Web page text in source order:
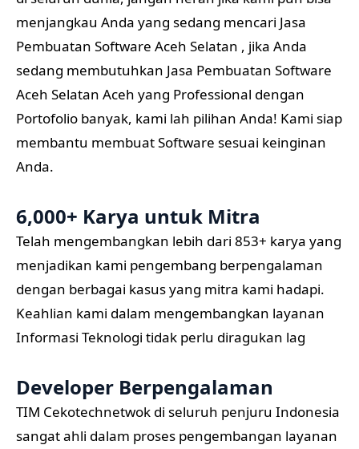
menjangkau Anda yang sedang mencari Jasa
Pembuatan Software Aceh Selatan , jika Anda
sedang membutuhkan Jasa Pembuatan Software
Aceh Selatan Aceh yang Professional dengan
Portofolio banyak, kami lah pilihan Anda! Kami siap
membantu membuat Software sesuai keinginan
Anda.
6,000+ Karya untuk Mitra
Telah mengembangkan lebih dari 853+ karya yang
menjadikan kami pengembang berpengalaman
dengan berbagai kasus yang mitra kami hadapi.
Keahlian kami dalam mengembangkan layanan
Informasi Teknologi tidak perlu diragukan lag
Developer Berpengalaman
TIM Cekotechnetwok di seluruh penjuru Indonesia
sangat ahli dalam proses pengembangan layanan